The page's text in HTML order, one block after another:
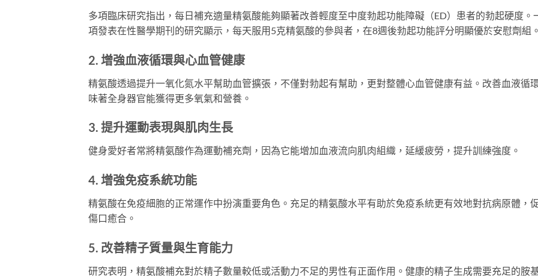
多項臨床研究指出，每日補充適量精氨酸能夠顯著改善輕度至中度勃起功能障礙（ED）患者的勃起硬度。
項發表在性醫學期刊的研究顯示，每天服用5克精氨酸的參與者，在8週後勃起功能評分明顯優於安慰劑組
2. 增強血液循環與心血管健康
精氨酸透過提升一氧化氮水平幫助血管擴張，不僅對勃起有幫助，更對整體心血管健康有益。改善血液循
味著全身器官能獲得更多氧氣和營養。
3. 提升運動表現與肌肉生長
健身愛好者常將精氨酸作為運動補充劑，因為它能增加血液流向肌肉組織，延緩疲勞，提升訓練強度。
4. 增強免疫系統功能
精氨酸在免疫細胞的正常運作中扮演重要角色。充足的精氨酸水平有助於免疫系統更有效地對抗病原體，
傷口癒合。
5. 改善精子質量與生育能力
研究表明，精氨酸補充對於精子數量較低或活動力不足的男性有正面作用。健康的精子生成需要充足的胺